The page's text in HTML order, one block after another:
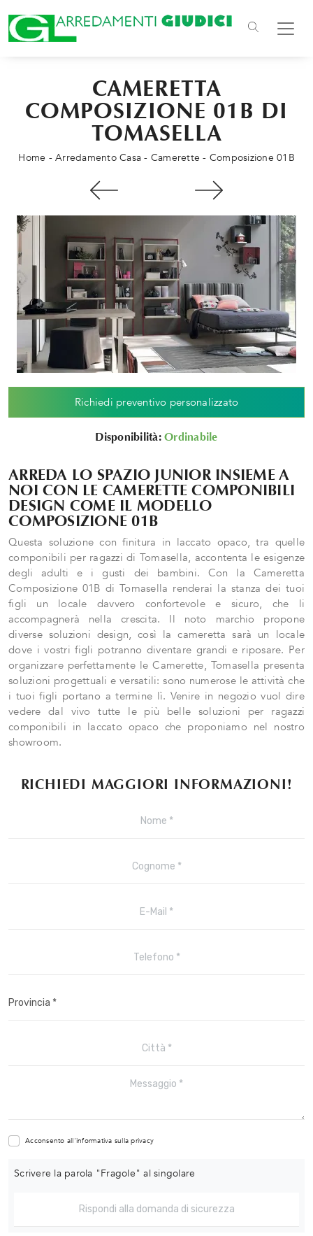
CAMERETTA
COMPOSIZIONE 01B DI
TOMASELLA
Home - Arredamento Casa - Camerette - Composizione 01B
Richiedi preventivo personalizzato
Disponibilità:Ordinabile
ARREDA LO SPAZIO JUNIOR INSIEME A
NOI CON LE CAMERETTE COMPONIBILI
DESIGN COME IL MODELLO
COMPOSIZIONE 01B
Questa soluzione con finitura in laccato opaco, tra quelle
componibili per ragazzi di Tomasella, accontenta le esigenze
degli adulti e i gusti dei bambini. Con la Cameretta
Composizione 01B di Tomasella renderai la stanza dei tuoi
figli un locale davvero confortevole e sicuro, che li
accompagnerà nella crescita. Il noto marchio propone
diverse soluzioni design, così la cameretta sarà un locale
dove i vostri figli potranno diventare grandi e riposare. Per
organizzare perfettamente le Camerette, Tomasella presenta
soluzioni progettuali e versatili: sono numerose le attività che
i tuoi figli portano a termine lì. Venire in negozio vuol dire
vedere dal vivo tutte le più belle soluzioni per ragazzi
componibili in laccato opaco che proponiamo nel nostro
showroom.
RICHIEDI MAGGIORI INFORMAZIONI!
Acconsento all'informativa sullaprivacy
Scrivere la parola "Fragole" al singolare